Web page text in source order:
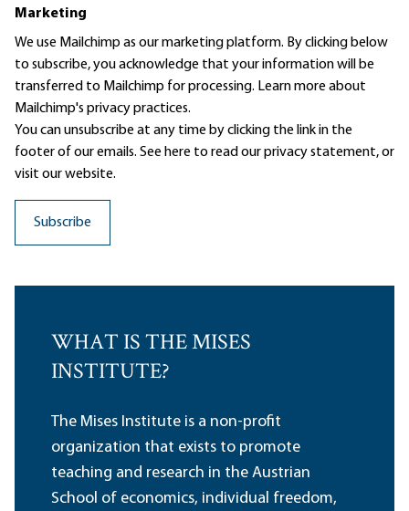
Marketing
We use Mailchimp as our marketing platform. By clicking below
to subscribe, you acknowledge that your information will be
transferred to Mailchimp for processing. Learn moreabout
Mailchimp's privacy practices.
You can unsubscribe at any time by clicking the link in the
footer of our emails. See here to read ourprivacy statement, or
visit our website.
WHAT IS THE MISES
INSTITUTE?
The Mises Institute is a non-profit
organization that exists to promote
teaching and research in the Austrian
School of economics, individual freedom,